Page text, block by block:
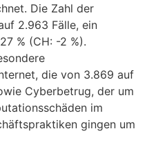
Die Zahl der
2.963 Fälle, ein
% (CH: -2 %).
die von 3.869 auf
Cyberbetrug, der um
im
gingen um